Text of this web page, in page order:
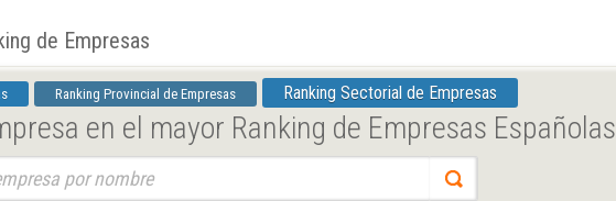
de Empresas
Ranking Provincial de Empresas Ranking Sectorial de Empresas
en el mayor Ranking de Empresas Españolas